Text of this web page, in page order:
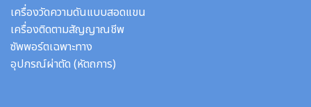
เครื่องวัดความดันแบบสอดแขน
เครื่องติดตามสัญญาณชีพ
ซัพพอร์ตเฉพาะทาง
อุปกรณ์ผ่าตัด (หัตถการ)